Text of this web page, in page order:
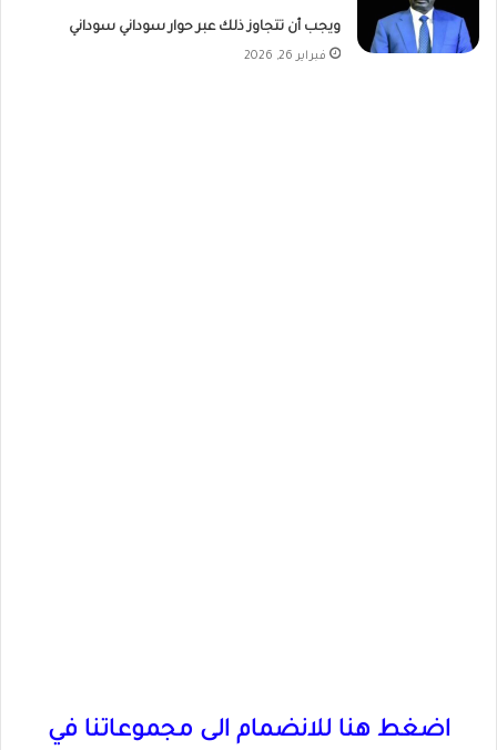
ويجب أن تتجاوز ذلك عبر حوار سوداني سوداني
فبراير 26, 2026
اضغط هنا للانضمام الى مجموعاتنا في